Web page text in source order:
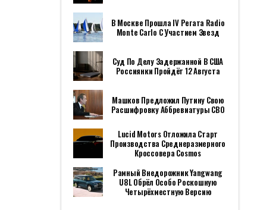
В Москве Прошла IV Регата Radio
Monte Carlo С Участием Звезд
Суд По Делу Задержанной В США
Россиянки Пройдёт 12 Августа
Машков Предложил Путину Свою
Расшифровку Аббревиатуры СВО
Lucid Motors Отложила Старт
Производства Среднеразмерного
Кроссовера Cosmos
Рамный Внедорожник Yangwang
U8L Обрёл Особо Роскошную
Четырёхместную Версию